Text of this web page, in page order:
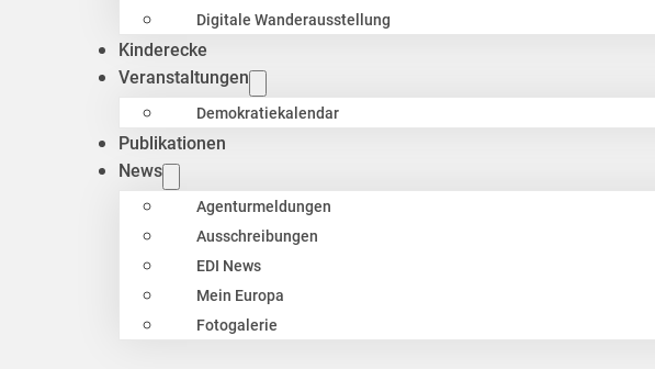
Digitale Wanderausstellung
Kinderecke
Veranstaltungen
Demokratiekalendar
Publikationen
News
Agenturmeldungen
Ausschreibungen
EDI News
Mein Europa
Fotogalerie